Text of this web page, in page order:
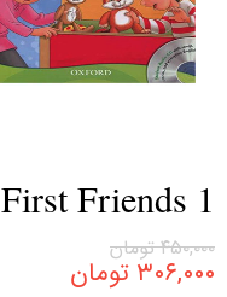
First Friends 1
۴۵۰,۰۰۰ تومان
۳۰۶,۰۰۰ تومان